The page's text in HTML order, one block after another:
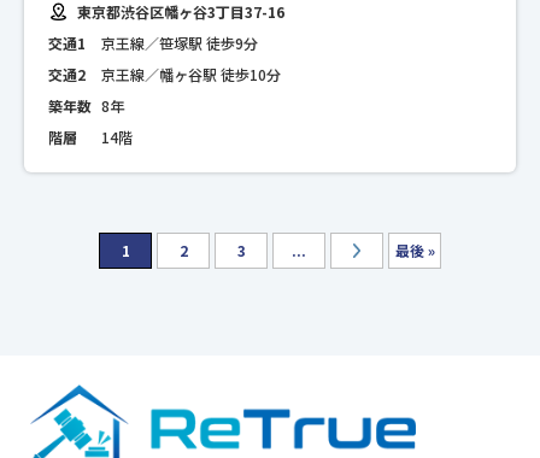
東京都渋谷区幡ヶ谷3丁目37-16
交通1
京王線／笹塚駅 徒歩9分
交通2
京王線／幡ヶ谷駅 徒歩10分
築年数 8年
階層
14階
1 2 3 ... 最後 »